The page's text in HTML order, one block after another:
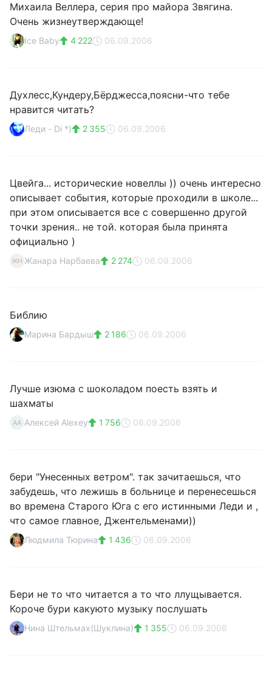
Михаила Веллера, серия про майора Звягина.
Очень жизнеутверждающе!
Ice Baby 4 222 06.09.2006
Духлесс,Кундеру,Бёрджесса,поясни-что тебе
нравится читать?
Леди - Di *) 2 355 06.09.2006
Цвейга... исторические новеллы )) очень интересно
описывает события, которые проходили в школе...
при этом описывается все с совершенно другой
точки зрения.. не той. которая была принята
официально )
ЖН Жанара Нарбаева 2 274 06.09.2006
Библию
Марина Бардыш 2 186 06.09.2006
Лучше изюма с шоколадом поесть взять и
шахматы
АA Алексей Alexey 1 756 06.09.2006
бери "Унесенных ветром". так зачитаешься, что
забудешь, что лежишь в больнице и перенесешься
во времена Старого Юга с его истинными Леди и ,
что самое главное, Джентельменами))
Людмила Тюрина 1 436 06.09.2006
Бери не то что читается а то что ллущывается.
Короче бури какуюто музыку послушать
Нина Штельмах(Шуклина) 1 355 06.09.2006